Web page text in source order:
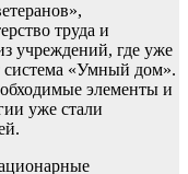
труда и
учреждений, где уже
система «Умный дом».
элементы и
уже стали